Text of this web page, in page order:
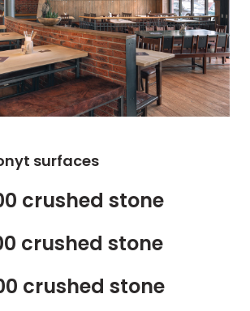
surfaces
crushed stone
crushed stone
crushed stone